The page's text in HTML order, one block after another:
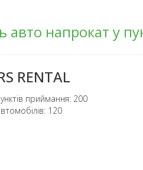
авто напрокат у
RENTAL
приймання: 200
120